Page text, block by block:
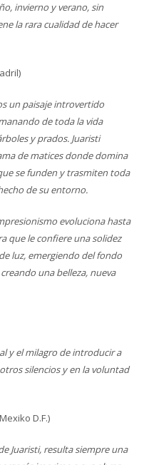
invierno y verano, sin
la rara cualidad de hacer
un paisaje introvertido
de toda la vida
y prados. Juaristi
de matices donde domina
se funden y trasmiten toda
de su entorno.
evoluciona hasta
que le confiere una solidez
luz, emergiendo del fondo
una belleza, nueva
y el milagro de introducir a
silencios y en la voluntad
D.F.)
Juaristi, resulta siempre una